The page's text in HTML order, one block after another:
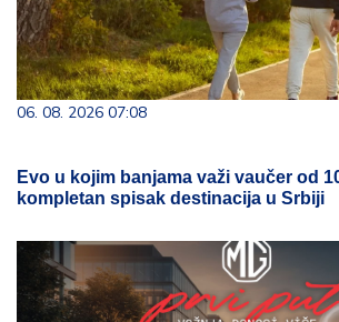
06. 08. 2026 07:08
Evo u kojim banjama važi vaučer od
kompletan spisak destinacija u Srbiji